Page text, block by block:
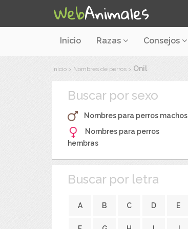
Inicio Razas Consejos
Inicio > Nombres de perros > Onil
Buscar por sexo
Nombres para perros machos
Nombres para perros
hembras
Buscar por letra
A B C D E